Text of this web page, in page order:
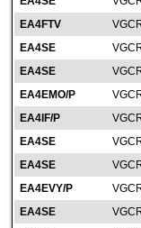
EA4FTV
EA4SE
EA4SE
EA4EMO/P
EA4IF/P
EA4SE
EA4SE
EA4EVY/P
EA4SE